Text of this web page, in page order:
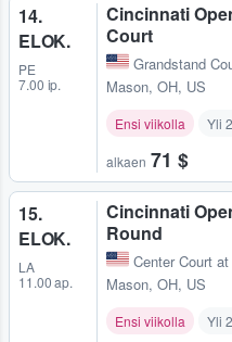
14.
ELOK.
PE
7.00 ip.
Cincinnati
Court
Grandstand
Mason, OH, US
Ensi viikolla Yli
alkaen 71 $
15.
ELOK.
LA
11.00 ap.
Cincinnati
Round
Center Court
Mason, OH, US
Ensi viikolla Yli